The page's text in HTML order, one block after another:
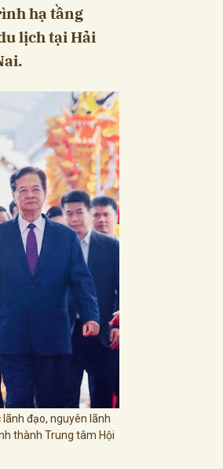
hạ tầng
lịch tại Hải
đạo, nguyên lãnh
thành Trung tâm Hội